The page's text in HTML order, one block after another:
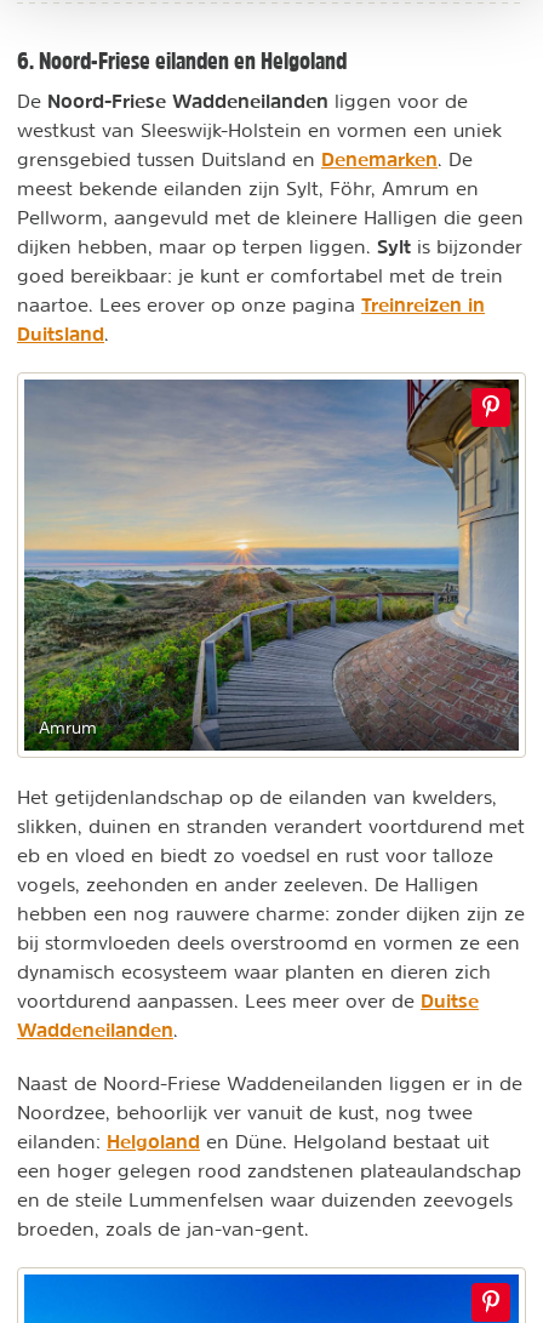
6. Noord-Friese eilanden en Helgoland
De Noord-Friese Waddeneilanden liggen voor de
westkust van Sleeswijk-Holstein en vormen een uniek
grensgebied tussen Duitsland en Denemarken. De
meest bekende eilanden zijn Sylt, Föhr, Amrum en
Pellworm, aangevuld met de kleinere Halligen die geen
dijken hebben, maar op terpen liggen. Sylt is bijzonder
goed bereikbaar: je kunt er comfortabel met de trein
naartoe. Lees erover op onze pagina Treinreizen in
Duitsland.
Amrum
Het getijdenlandschap op de eilanden van kwelders,
slikken, duinen en stranden verandert voortdurend met
eb en vloed en biedt zo voedsel en rust voor talloze
vogels, zeehonden en ander zeeleven. De Halligen
hebben een nog rauwere charme: zonder dijken zijn ze
bij stormvloeden deels overstroomd en vormen ze een
dynamisch ecosysteem waar planten en dieren zich
voortdurend aanpassen. Lees meer over de Duitse
Waddeneilanden.
Naast de Noord-Friese Waddeneilanden liggen er in de
Noordzee, behoorlijk ver vanuit de kust, nog twee
eilanden: Helgoland en Düne. Helgoland bestaat uit
een hoger gelegen rood zandstenen plateaulandschap
en de steile Lummenfelsen waar duizenden zeevogels
broeden, zoals de jan-van-gent.